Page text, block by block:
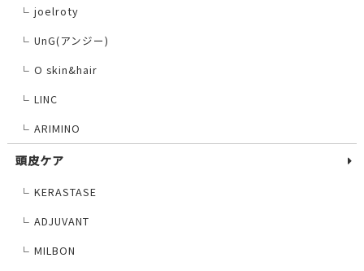
└ joelroty
└ UnG(アンジー)
└ O skin&hair
└ LINC
└ ARIMINO
頭皮ケア
└ KERASTASE
└ ADJUVANT
└ MILBON